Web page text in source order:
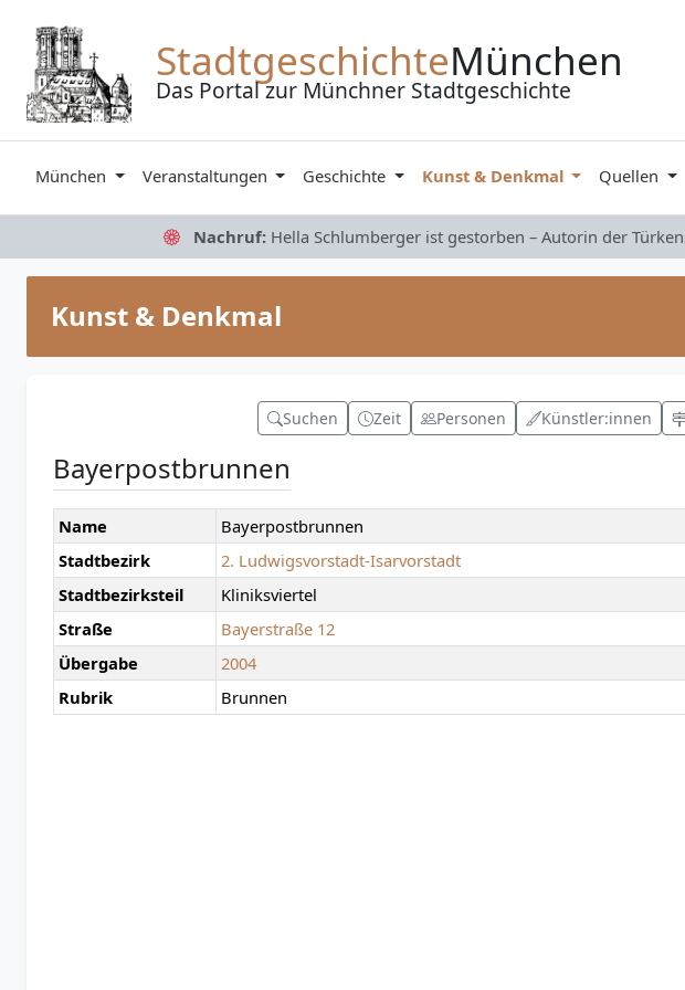
StadtgeschichteMünchen
Das Portal zur Münchner Stadtgeschichte
München Veranstaltungen Geschichte Kunst & Denkmal Quellen
Nachruf: Hella Schlumberger ist gestorben – Autorin der
Kunst & Denkmal
Suchen Zeit Personen Künstler:innen
Bayerpostbrunnen
Name
Bayerpostbrunnen
Stadtbezirk
2. Ludwigsvorstadt-Isarvorstadt
Stadtbezirksteil
Kliniksviertel
Straße
Bayerstraße 12
Übergabe
2004
Rubrik
Brunnen